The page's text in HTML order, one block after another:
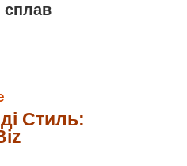
сплав
Стиль: